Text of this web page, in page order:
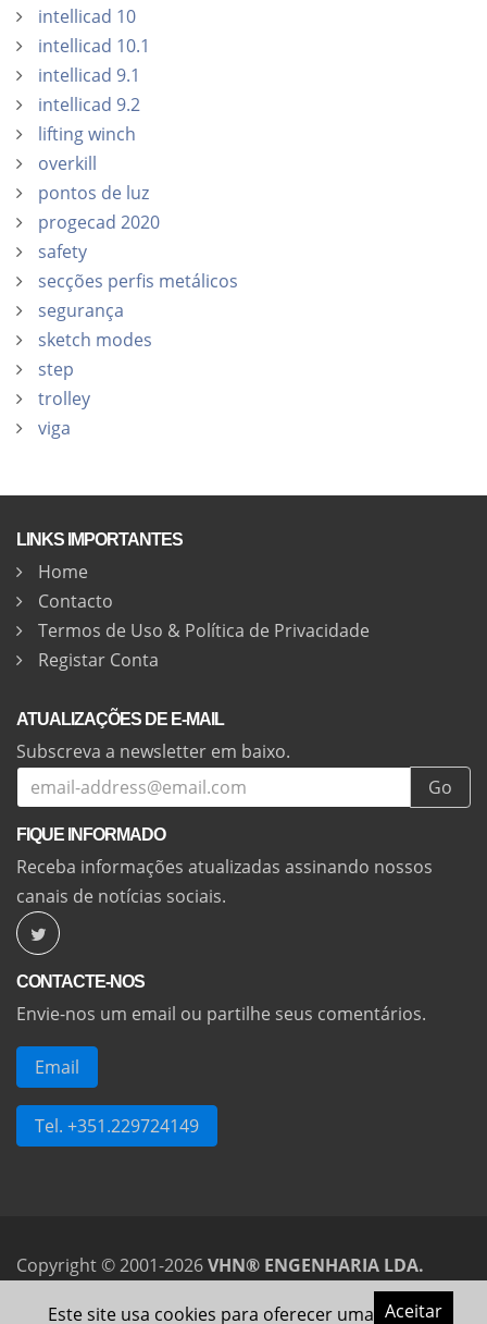
intellicad 10
intellicad 10.1
intellicad 9.1
intellicad 9.2
lifting winch
overkill
pontos de luz
progecad 2020
safety
secções perfis metálicos
segurança
sketch modes
step
trolley
viga
LINKS IMPORTANTES
Home
Contacto
Termos de Uso & Política de Privacidade
Registar Conta
ATUALIZAÇÕES DE E-MAIL
Subscreva a newsletter em baixo.
Go
FIQUE INFORMADO
Receba informações atualizadas assinando nossos
canais de notícias sociais.
CONTACTE-NOS
Envie-nos um email ou partilhe seus comentários.
Email
Tel. +351.229724149
Copyright © 2001-2026VHN® ENGENHARIA LDA.
VHNTECHsão
Aceitar
Este site usa cookies para oferecer uma